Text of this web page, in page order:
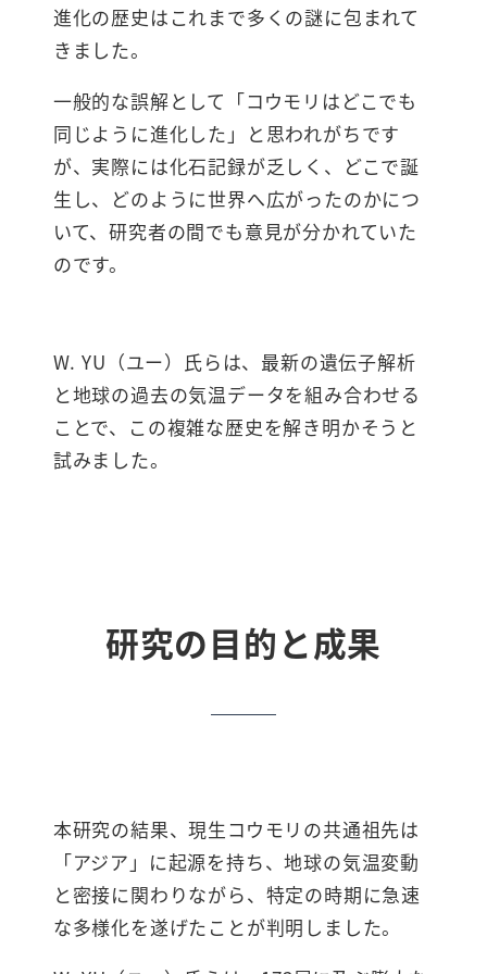
進化の歴史はこれまで多くの謎に包まれて
きました。
一般的な誤解として「コウモリはどこでも
同じように進化した」と思われがちです
が、実際には化石記録が乏しく、どこで誕
生し、どのように世界へ広がったのかにつ
いて、研究者の間でも意見が分かれていた
のです。
W. YU（ユー）氏らは、最新の遺伝子解析
と地球の過去の気温データを組み合わせる
ことで、この複雑な歴史を解き明かそうと
試みました。
研究の目的と成果
本研究の結果、現生コウモリの共通祖先は
「アジア」に起源を持ち、地球の気温変動
と密接に関わりながら、特定の時期に急速
な多様化を遂げたことが判明しました。